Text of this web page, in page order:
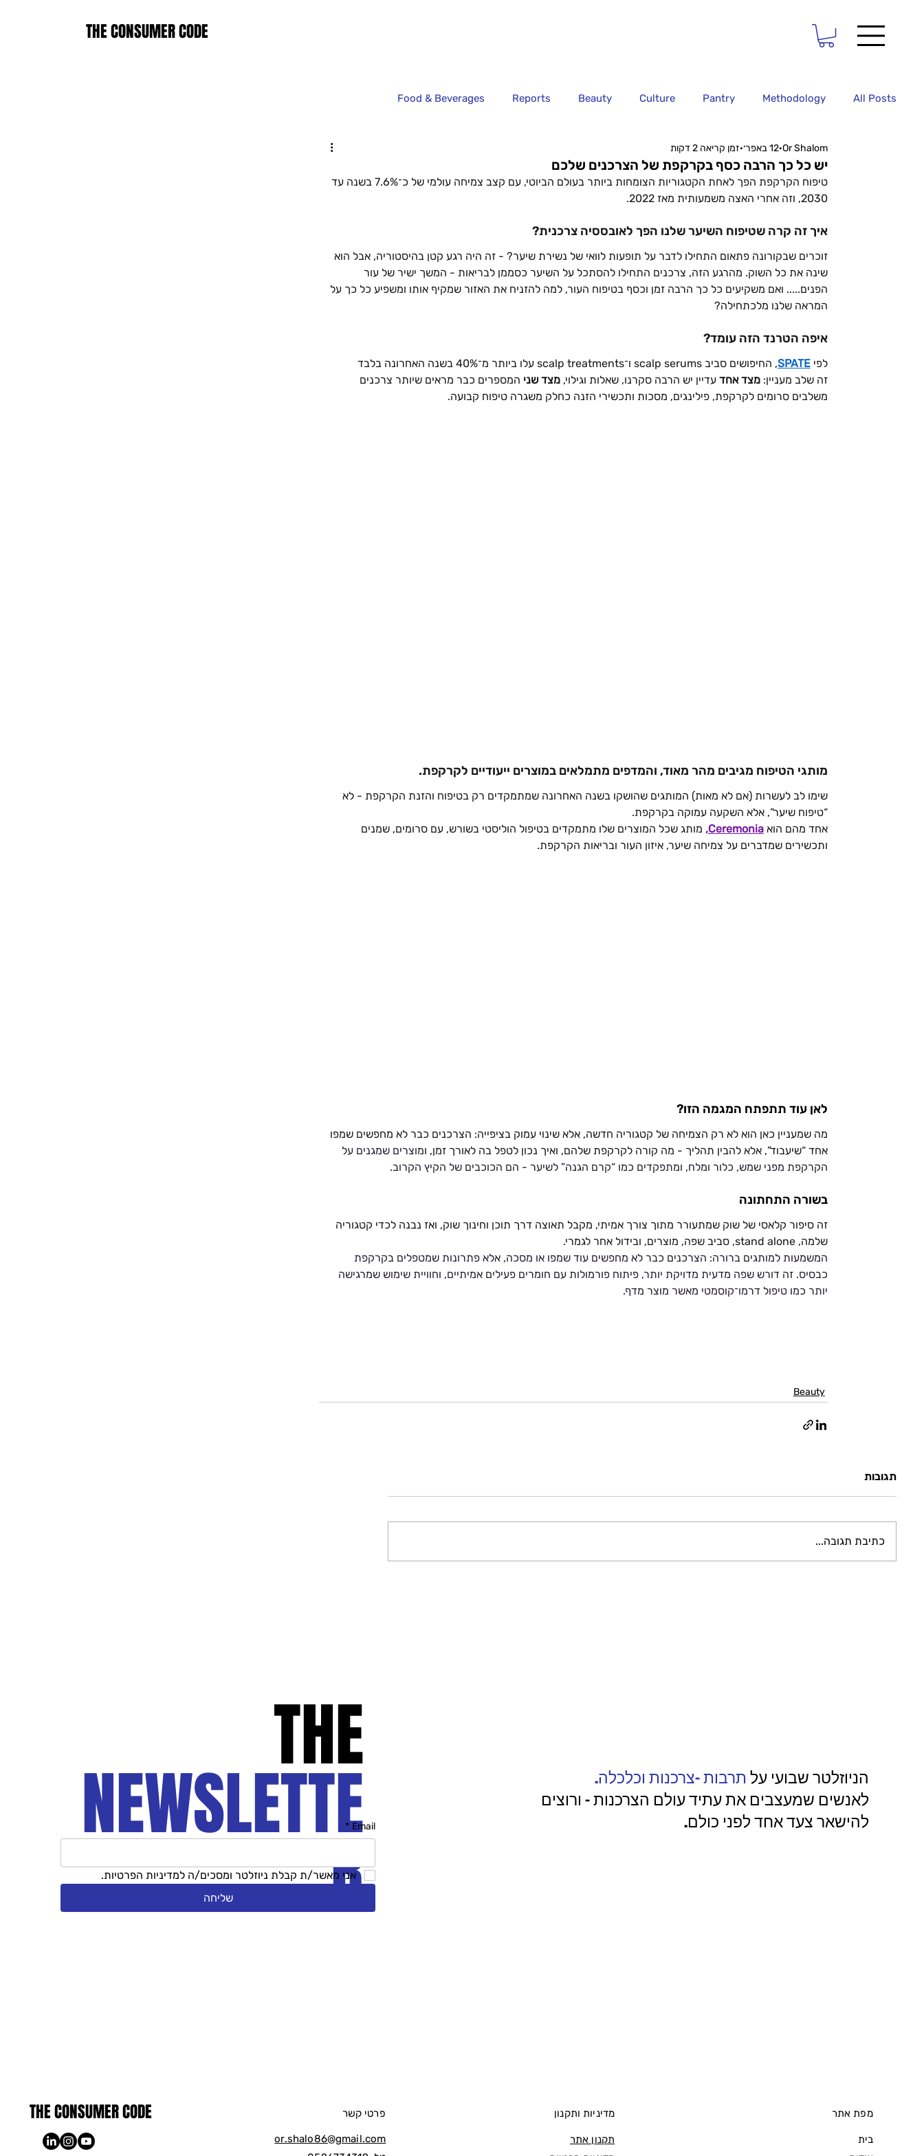
THE CONSUMER CODE
All Posts
Methodology
Pantry
Culture
Beauty
Reports
Food & Beverages
יש כל כך הרבה כסף בקרקפת של הצרכנים שלכם
Or Shalom 12 באפר׳ זמן קריאה 2 דקות
טיפוח הקרקפת הפך לאחת הקטגוריות הצומחות ביותר בעולם הביוטי, עם קצב צמיחה עולמי של כ־7.6% בשנה עד
2030, וזה אחרי האצה משמעותית מאז 2022.
איך זה קרה שטיפוח השיער שלנו הפך לאובססיה צרכנית?
זוכרים שבקורונה פתאום התחילו לדבר על תופעות לוואי של נשירת שיער? - זה היה רגע קטן בהיסטוריה, אבל הוא
שינה את כל השוק. מהרגע הזה, צרכנים התחילו להסתכל על השיער כסממן לבריאות - המשך ישיר של עור
הפנים..... ואם משקיעים כל כך הרבה זמן וכסף בטיפוח העור, למה להזניח את האזור שמקיף אותו ומשפיע כל כך על
המראה שלנו מלכתחילה?
איפה הטרנד הזה עומד?
לפי SPATE, החיפושים סביב scalp serums ו־scalp treatments עלו ביותר מ־40% בשנה האחרונה בלבד
זה שלב מעניין: מצד אחד עדיין יש הרבה סקרנו, שאלות וגילוי, מצד שני המספרים כבר מראים שיותר צרכנים
משלבים סרומים לקרקפת, פילינגים, מסכות ותכשירי הזנה כחלק משגרה טיפוח קבועה.
מותגי הטיפוח מגיבים מהר מאוד, והמדפים מתמלאים במוצרים ייעודיים לקרקפת.
שימו לב לעשרות (אם לא מאות) המותגים שהושקו בשנה האחרונה שמתמקדים רק בטיפוח והזנת הקרקפת - לא
“טיפוח שיער”, אלא השקעה עמוקה בקרקפת.
אחד מהם הוא Ceremonia
, מותג שכל המוצרים שלו מתמקדים בטיפול הוליסטי בשורש, עם סרומים, שמנים
ותכשירים שמדברים על צמיחה שיער, איזון העור ובריאות הקרקפת.
לאן עוד תתפתח המגמה הזו?
מה שמעניין כאן הוא לא רק הצמיחה של קטגוריה חדשה, אלא שינוי עמוק בציפייה: הצרכנים כבר לא מחפשים שמפו
אחד “שיעבוד”, אלא להבין תהליך - מה קורה לקרקפת שלהם, ואיך נכון לטפל בה לאורך זמן, ומוצרים שמגנים על
הקרקפת מפני שמש, כלור ומלח, ומתפקדים כמו “קרם הגנה” לשיער - הם הכוכבים של הקיץ הקרוב.
בשורה התחתונה
זה סיפור קלאסי של שוק שמתעורר מתוך צורך אמיתי, מקבל תאוצה דרך תוכן וחינוך שוק, ואז נבנה לכדי קטגוריה
שלמה, stand alone, סביב שפה, מוצרים, ובידול אחר לגמרי.
המשמעות למותגים ברורה: הצרכנים כבר לא מחפשים עוד שמפו או מסכה, אלא פתרונות שמטפלים בקרקפת
כבסיס. זה דורש שפה מדעית מדויקת יותר, פיתוח פורמולות עם חומרים פעילים אמיתיים, וחוויית שימוש שמרגישה
יותר כמו טיפול דרמו־קוסמטי מאשר מוצר מדף.
Beauty
תגובות
כתיבת תגובה...
הניוזלטר שבועי על תרבות -צרכנות וכלכלה.
לאנשים שמעצבים את עתיד עולם הצרכנות - ורוצים
להישאר צעד אחד לפני כולם.
THE
NEWSLETTE
REmail
*
אני מאשר/ת קבלת ניוזלטר ומסכים/ה למדיניות הפרטיות.
שליחה
מפת אתר
בית
מדיניות ותקנון
תקנון אתר
פרטי קשר
or.shalo86@gmail.com
THE CONSUMER CODE